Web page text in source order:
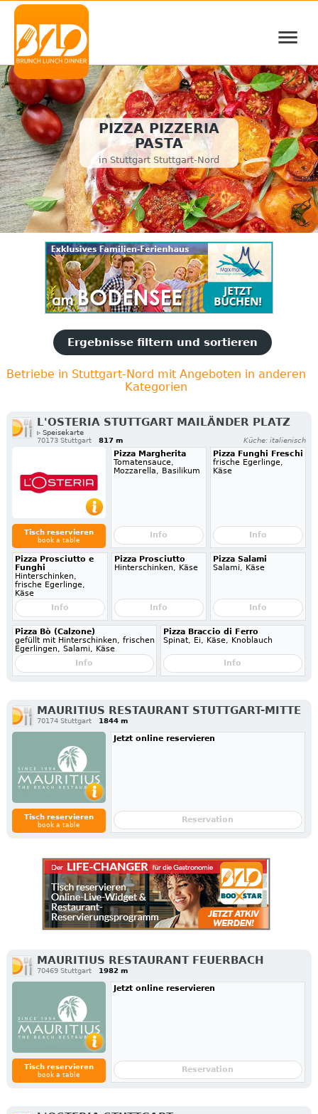
≡
PIZZA PIZZERIA
PASTA
in Stuttgart Stuttgart-Nord
Ergebnisse filtern und sortieren
Betriebe in Stuttgart-Nord mit Angeboten in anderen
Kategorien
L'OSTERIA STUTTGART MAILÄNDER PLATZ
▹ Speisekarte
70173 Stuttgart
817 m Küche: italienisch
Tisch reservieren
book a table
Pizza Margherita
Tomatensauce,
Mozzarella, Basilikum
Info
Pizza Funghi Freschi
frische Egerlinge,
Käse
Info
Pizza Prosciutto e
Funghi
Hinterschinken,
frische Egerlinge,
Käse
Info
Pizza Prosciutto
Hinterschinken, Käse
Info
Pizza Salami
Salami, Käse
Info
Pizza Bò (Calzone)
gefüllt mit Hinterschinken, frischen
Egerlingen, Salami, Käse
Info
Pizza Braccio di Ferro
Spinat, Ei, Käse, Knoblauch
Info
MAURITIUS RESTAURANT STUTTGART-MITTE
70174 Stuttgart 1844 m
Tisch reservieren
book a table
Jetzt online reservieren
Reservation
MAURITIUS RESTAURANT FEUERBACH
70469 Stuttgart 1982 m
Tisch reservieren
book a table
Jetzt online reservieren
Reservation